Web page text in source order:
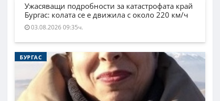
Ужасяващи подробности за катастрофата край
Бургас: колата се е движила с около 220 км/ч
03.08.2026 09:35ч.
БУРГАС